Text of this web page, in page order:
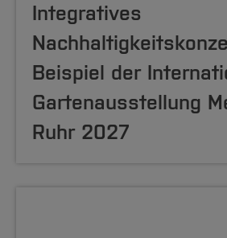
Integratives
Beispiel der
Gartenausstellung
Ruhr 2027